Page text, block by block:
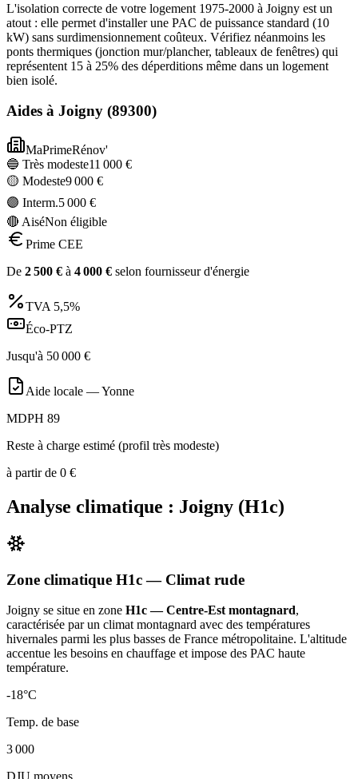
L'isolation correcte de votre logement 1975-2000 à Joigny est un
atout : elle permet d'installer une PAC de puissance standard (10
kW) sans surdimensionnement coûteux. Vérifiez néanmoins les
ponts thermiques (jonction mur/plancher, tableaux de fenêtres) qui
représentent 15 à 25% des déperditions même dans un logement
bien isolé.
Aides à Joigny (89300)
MaPrimeRénov'
🔵 Très modeste11 000 €
🟡 Modeste9 000 €
🟣 Interm.5 000 €
🔴 AiséNon éligible
Prime CEE
De 2 500 € à 4 000 € selon fournisseur d'énergie
TVA 5,5%
Éco-PTZ
Jusqu'à 50 000 €
Aide locale —Yonne
MDPH 89
Reste à charge estimé (profil très modeste)
à partir de 0 €
Analyse climatique : Joigny (H1c)
Zone climatique H1c— Climat rude
Joigny se situe en zone H1c — Centre-Est montagnard,
caractérisée par un climat montagnard avec des températures
hivernales parmi les plus basses de France métropolitaine. L'altitude
accentue les besoins en chauffage et impose des PAC haute
température.
-18°C
Temp. de base
3 000